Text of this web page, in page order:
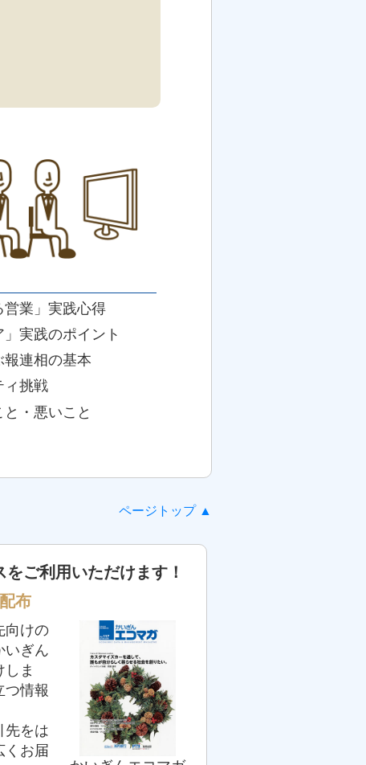
営業」実践心得
」実践のポイント
報連相の基本
ィ挑戦
と・悪いこと
ページトップ ▲
ご利用いただけます！
布
向けの
いぎん
ま
つ情報
先をは
くお届